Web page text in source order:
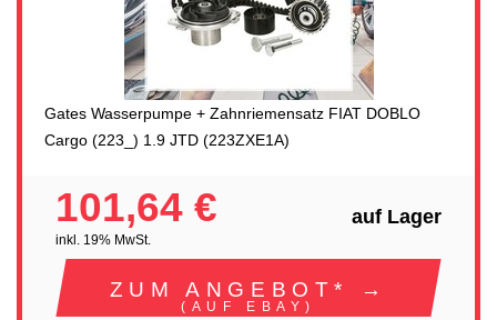
Gates Wasserpumpe + Zahnriemensatz FIAT DOBLO
Cargo (223_) 1.9 JTD (223ZXE1A)
101,64 €
inkl. 19% MwSt.
auf Lager
ZUM ANGEBOT* →
(AUF EBAY)